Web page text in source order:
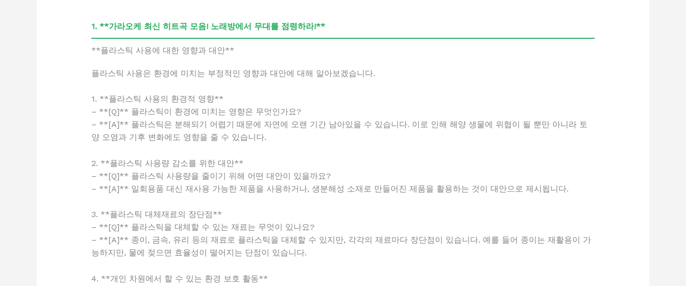
1. **가라오케 최신 히트곡 모음! 노래방에서 무대를 점령하라!**
**플라스틱 사용에 대한 영향과 대안**
플라스틱 사용은 환경에 미치는 부정적인 영향과 대안에 대해 알아보겠습니다.
1. **플라스틱 사용의 환경적 영향**
– **[Q]** 플라스틱이 환경에 미치는 영향은 무엇인가요?
– **[A]** 플라스틱은 분해되기 어렵기 때문에 자연에 오랜 기간 남아있을 수 있습니다. 이로 인해 해양 생물에 위협이 될 뿐만 아니라 토
양 오염과 기후 변화에도 영향을 줄 수 있습니다.
2. **플라스틱 사용량 감소를 위한 대안**
– **[Q]** 플라스틱 사용량을 줄이기 위해 어떤 대안이 있을까요?
– **[A]** 일회용품 대신 재사용 가능한 제품을 사용하거나, 생분해성 소재로 만들어진 제품을 활용하는 것이 대안으로 제시됩니다.
3. **플라스틱 대체재료의 장단점**
– **[Q]** 플라스틱을 대체할 수 있는 재료는 무엇이 있나요?
– **[A]** 종이, 금속, 유리 등의 재료로 플라스틱을 대체할 수 있지만, 각각의 재료마다 장단점이 있습니다. 예를 들어 종이는 재활용이 가
능하지만, 물에 젖으면 효율성이 떨어지는 단점이 있습니다.
4. **개인 차원에서 할 수 있는 환경 보호 활동**